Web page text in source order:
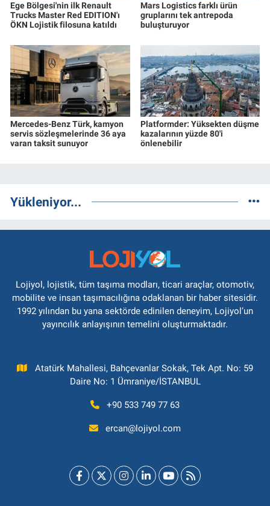
Ege Bölgesi'nin ilk Renault
Trucks Master Red EDITION'ı
ÖKN Lojistik filosuna katıldı
Mars Logistics farklı ürün
gruplarını tek antrepoda
buluşturuyor
Mercedes-Benz Türk, kamyon
servis sözleşmelerinde 36 aya
varan taksit sunuyor
Platformder: Yüksekten düşme
kazalarının yüzde 80'i
önlenebilir
Yükleniyor...
Lojiyol, lojistik, tüm taşıma modları, ticari araçlar, otomotiv,
mobilite ve insan taşımacılığına odaklanan bir haber sitesidir.
1992 yılından bu yana sektörde edinilen deneyim, Lojiyol’un
yayıncılık anlayışının temelini oluşturmaktadır.
Atatürk Mahallesi, Bahçevanlar Sokak, Tek Apt. No: 59
Daire No: 1 Ümraniye/İSTANBUL
+90 533 749 77 63
ercan@lojiyol.com